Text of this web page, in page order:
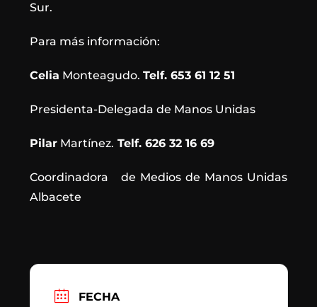
Sur.
Para más información:
Celia Monteagudo. Telf. 653 61 12 51
Presidenta-Delegada de Manos Unidas
PilarMartínez. Telf. 626 32 16 69
Coordinadora de Medios de Manos Unidas
Albacete
FECHA